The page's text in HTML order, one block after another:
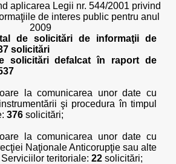
aplicarea Legii nr. 544/2001 privind
de interes public pentru anul
2009
de solicitări de informaţii de
solicitări
solicitări defalcat în raport de
la comunicarea unor date cu
şi procedura în timpul
376 solicitări;
la comunicarea unor date cu
Naţionale Anticorupţie sau alte
teritoriale: 22 solicitări;